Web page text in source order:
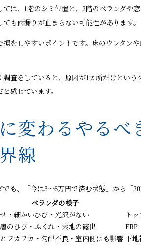
ては、1階のシミ位置と、2階のベランダや
も雨漏りが止まらない可能性があります。
損をしやすいポイントです。床のウレタン
調査をしていると、原因が1カ所だけとい
感じています。
変わるやるべ
線
でも、「今は3〜6万円で済む状態」から「
ベランダの様子
・細かいひび・光沢がない
ト
のひび・ふくれ・素地の露出
FRP
フカフカ・勾配不良・室内側にも影響 下